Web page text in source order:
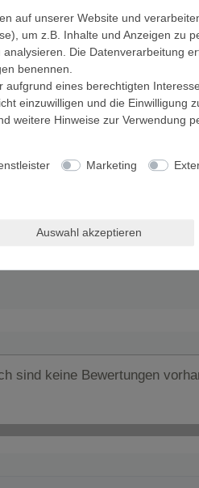
aus.
sind keine Bewertungen
auf unserer Website und
um z.B. Inhalte und Anzeigen zu
Die Datenverarbeitung
benennen.
eines berechtigten
einzuwilligen und die Einwilligung
weitere Hinweise zur Verwendung
Marketing
Auswahl akzeptieren